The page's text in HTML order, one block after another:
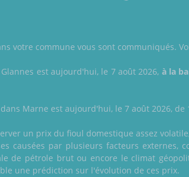
votre commune vous sont communiqués.
est aujourd'hui, le 7 août 2026, à la
Marne est aujourd'hui, le 7 août 2026,
un prix du fioul domestique assez
causées par plusieurs facteurs externes,
de pétrole brut ou encore le climat
une prédiction sur l'évolution de ces prix.